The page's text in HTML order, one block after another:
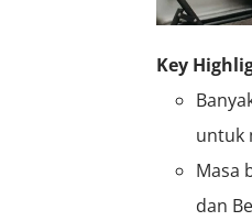
Key
untuk
Masa
dan